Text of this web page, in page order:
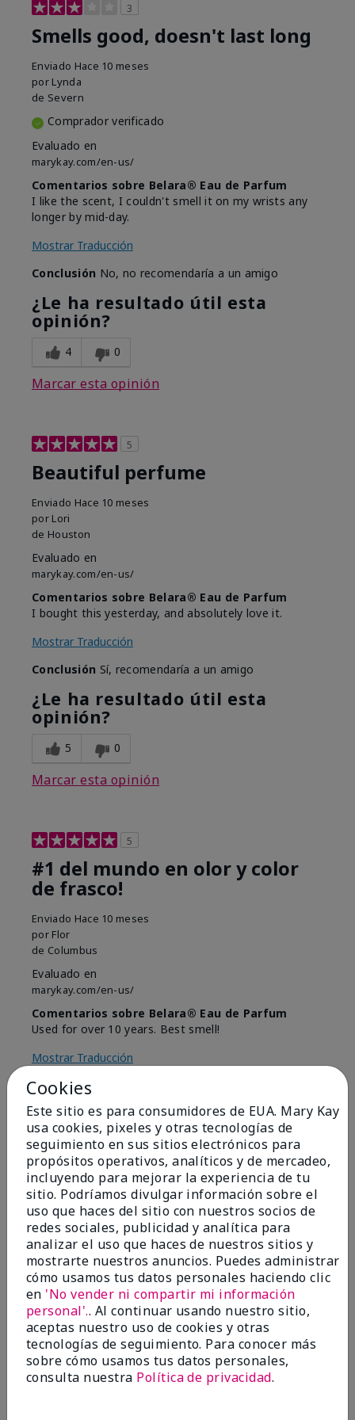
3
Smells good, doesn't last long
Enviado Hace 10 meses
por Lynda
de Severn
Comprador verificado
Evaluado en
marykay.com/en-us/
Comentarios sobre Belara® Eau de Parfum
I like the scent, I couldn't smell it on my wrists any
longer by mid-day.
Mostrar Traducción
Conclusión No, no recomendaría a un amigo
¿Le ha resultado útil esta
opinión?
4 0
Marcar esta opinión
5
Beautiful perfume
Enviado Hace 10 meses
por Lori
de Houston
Evaluado en
marykay.com/en-us/
Comentarios sobre Belara® Eau de Parfum
I bought this yesterday, and absolutely love it.
Mostrar Traducción
Conclusión Sí, recomendaría a un amigo
¿Le ha resultado útil esta
opinión?
5 0
Marcar esta opinión
5
#1 del mundo en olor y color
de frasco!
Enviado Hace 10 meses
por Flor
de Columbus
Evaluado en
marykay.com/en-us/
Comentarios sobre Belara® Eau de Parfum
Used for over 10 years. Best smell!
Mostrar Traducción
Conclusión
¿Le ha resultado útil esta
opinión?
4 0
Marcar esta opinión
5
Kristen
EnviadoHace 10 meses
por Jennifer
de MECHANCSBRG
Comprador verificado
Cookies
Este sitio es para consumidores de EUA. Mary Kay
usa cookies, pixeles y otras tecnologías de
seguimiento en sus sitios electrónicos para
propósitos operativos, analíticos y de mercadeo,
incluyendo para mejorar la experiencia de tu
sitio. Podríamos divulgar información sobre el
uso que haces del sitio con nuestros socios de
redes sociales, publicidad y analítica para
analizar el uso que haces de nuestros sitios y
mostrarte nuestros anuncios. Puedes administrar
cómo usamos tus datos personales haciendo clic
en 'No vender ni compartir mi información
personal'.. Al continuar usando nuestro sitio,
aceptas nuestro uso de cookies y otras
tecnologías de seguimiento. Para conocer más
sobre cómo usamos tus datos personales,
consulta nuestra Política de privacidad.